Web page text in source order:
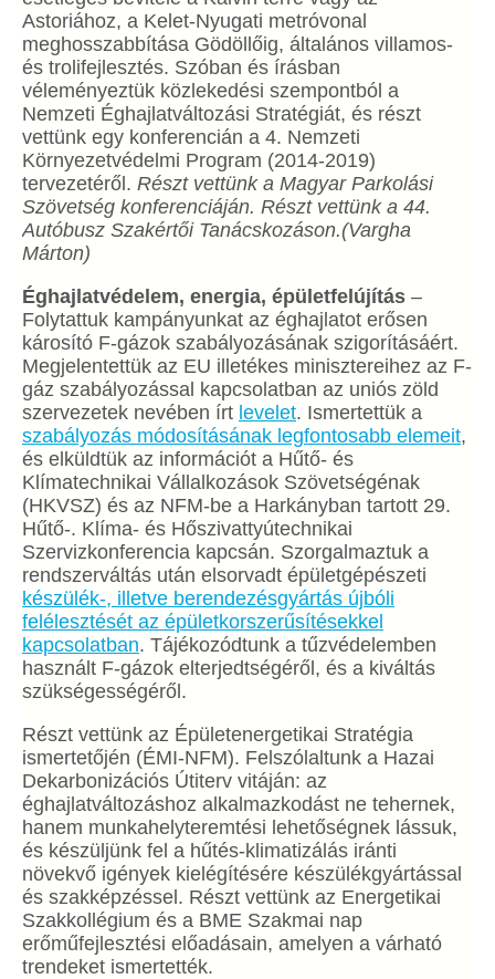
Astoriához, a Kelet-Nyugati metróvonal
meghosszabbítása Gödöllőig, általános villamos-
és trolifejlesztés. Szóban és írásban
véleményeztük közlekedési szempontból a
Nemzeti Éghajlatváltozási Stratégiát, és részt
vettünk egy konferencián a 4. Nemzeti
Környezetvédelmi Program (2014-2019)
tervezetéről. Részt vettünk a Magyar Parkolási
Szövetség konferenciáján. Részt vettünk a 44.
Autóbusz Szakértői Tanácskozáson.(Vargha
Márton)
Éghajlatvédelem, energia, épületfelújítás –
Folytattuk kampányunkat az éghajlatot erősen
károsító F-gázok szabályozásának szigorításáért.
Megjelentettük az EU illetékes minisztereihez az F-
gáz szabályozással kapcsolatban az uniós zöld
szervezetek nevében írt levelet. Ismertettük a
szabályozás módosításának legfontosabb elemeit,
és elküldtük az információt a Hűtő- és
Klímatechnikai Vállalkozások Szövetségénak
(HKVSZ) és az NFM-be a Harkányban tartott 29.
Hűtő-. Klíma- és Hőszivattyútechnikai
Szervizkonferencia kapcsán. Szorgalmaztuk a
rendszerváltás után elsorvadt épületgépészeti
készülék-, illetve berendezésgyártás újbóli
felélesztését az épületkorszerűsítésekkel
kapcsolatban. Tájékozódtunk a tűzvédelemben
használt F-gázok elterjedtségéről, és a kiváltás
szükségességéről.
Részt vettünk az Épületenergetikai Stratégia
ismertetőjén (ÉMI-NFM). Felszólaltunk a Hazai
Dekarbonizációs Útiterv vitáján: az
éghajlatváltozáshoz alkalmazkodást ne tehernek,
hanem munkahelyteremtési lehetőségnek lássuk,
és készüljünk fel a hűtés-klimatizálás iránti
növekvő igények kielégítésére készülékgyártással
és szakképzéssel. Részt vettünk az Energetikai
Szakkollégium és a BME Szakmai nap
erőműfejlesztési előadásain, amelyen a várható
trendeket ismertették.